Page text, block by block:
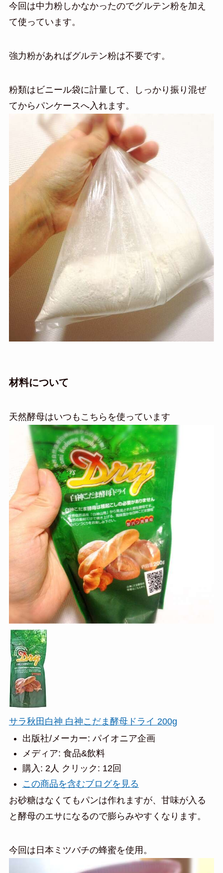
今回は中力粉しかなかったのでグルテン粉を加え
て使っています。
強力粉があればグルテン粉は不要です。
粉類はビニール袋に計量して、しっかり振り混ぜ
てからパンケースへ入れます。
材料について
天然酵母はいつもこちらを使っています
サラ秋田白神 白神こだま酵母ドライ 200g
出版社/メーカー: パイオニア企画
メディア: 食品&飲料
購入 : 2人 クリック : 12回
この商品を含むブログを見る
お砂糖はなくてもパンは作れますが、甘味が入る
と酵母のエサになるので膨らみやすくなります。
今回は日本ミツバチの蜂蜜を使用。